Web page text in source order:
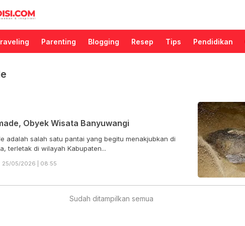
dan Inspirasi
Parenting Blogging Resep Tips Pendidikan
Obyek Wisata Banyuwangi
adalah salah satu pantai yang begitu menakjubkan di
terletak di wilayah Kabupaten...
25/05/2026 | 08:55
Sudah ditampilkan semua